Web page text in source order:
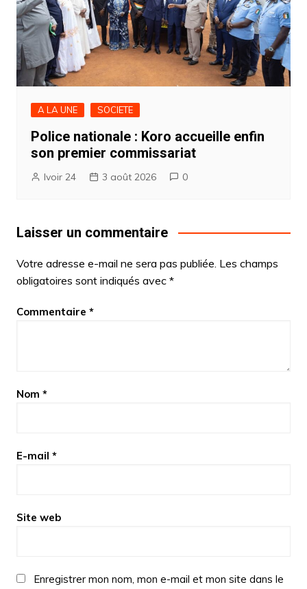
A LA UNE SOCIETE
Police nationale : Koro accueille enfin
son premier commissariat
Ivoir 24 3 août 2026 0
Laisser un commentaire
Votre adresse e-mail ne sera pas publiée. Les champs
obligatoires sont indiqués avec *
Commentaire *
Nom *
E-mail *
Site web
Enregistrer mon nom, mon e-mail et mon site dans le